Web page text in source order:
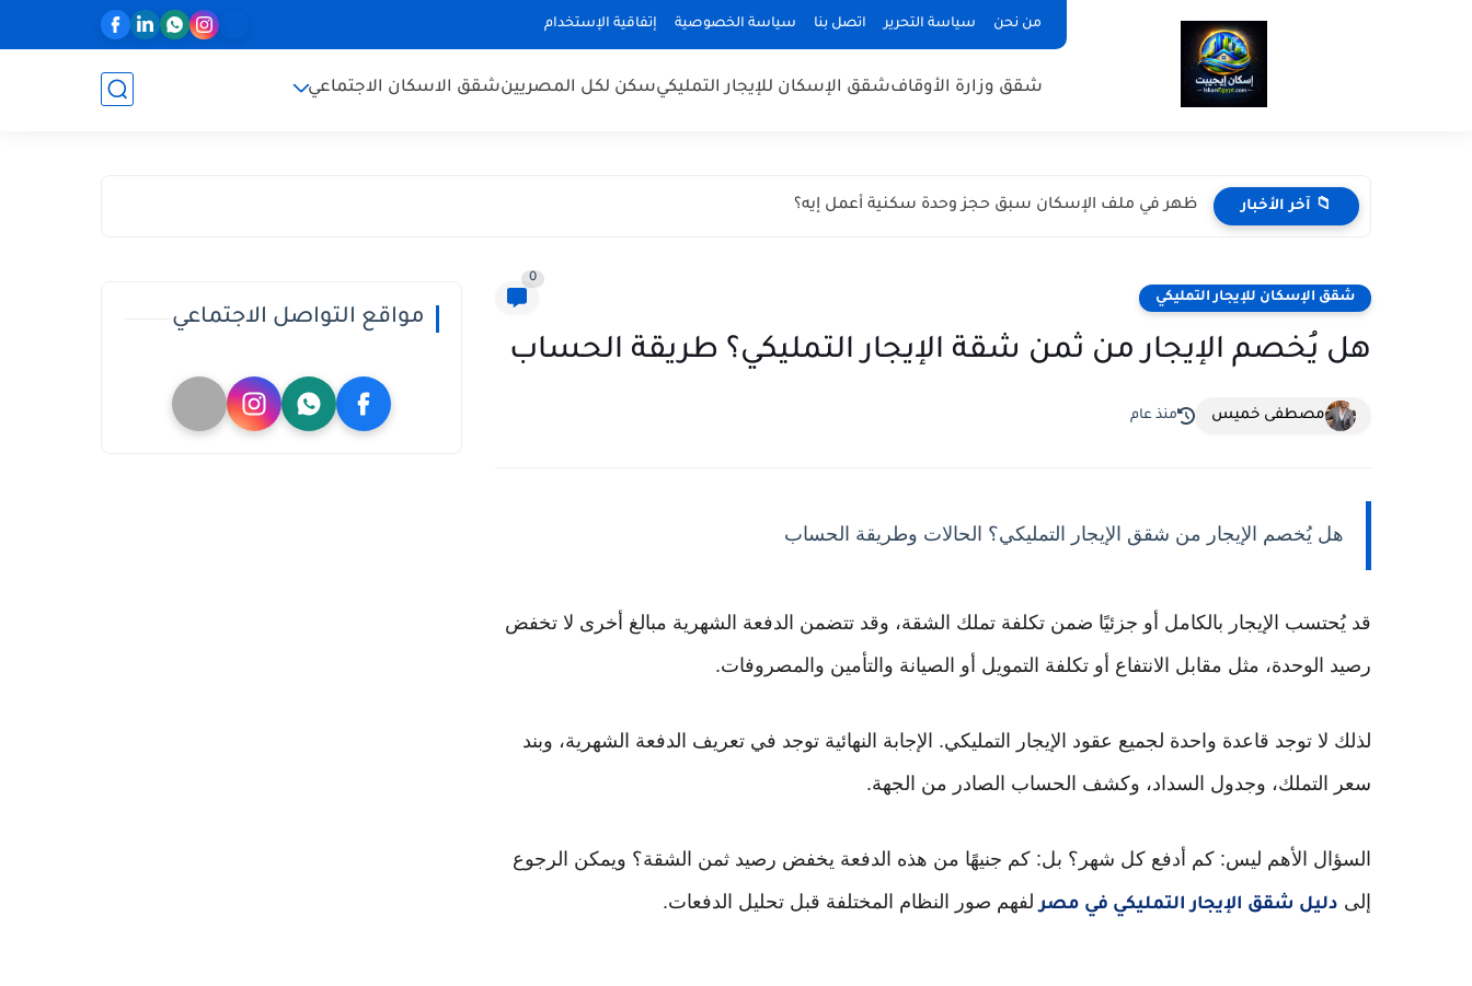
من نحن سياسة التحرير اتصل بنا سياسة الخصوصية إتفاقية الإستخدام
شقق وزارة الأوقافشقق الإسكان للإيجار التمليكيسكن لكل المصريينشقق الاسكان الاجتماعي
📁 آخر الأخبار ظهر في ملف الإسكان سبق حجز وحدة سكنية أعمل إيه؟
شقق الإسكان للإيجار التمليكي
0
هل يُخصم الإيجار من ثمن شقة الإيجار التمليكي؟ طريقة الحساب
مصطفى خميس منذ عام
هل يُخصم الإيجار من شقق الإيجار التمليكي؟ الحالات وطريقة الحساب
قد يُحتسب الإيجار بالكامل أو جزئيًا ضمن تكلفة تملك الشقة، وقد تتضمن الدفعة الشهرية مبالغ أخرى لا تخفض
رصيد الوحدة، مثل مقابل الانتفاع أو تكلفة التمويل أو الصيانة والتأمين والمصروفات.
لذلك لا توجد قاعدة واحدة لجميع عقود الإيجار التمليكي. الإجابة النهائية توجد في تعريف الدفعة الشهرية، وبند
سعر التملك، وجدول السداد، وكشف الحساب الصادر من الجهة.
السؤال الأهم ليس: كم أدفع كل شهر؟ بل: كم جنيهًا من هذه الدفعة يخفض رصيد ثمن الشقة؟ ويمكن الرجوع
إلى دليل شقق الإيجار التمليكي في مصر لفهم صور النظام المختلفة قبل تحليل الدفعات.
مواقع التواصل الاجتماعي